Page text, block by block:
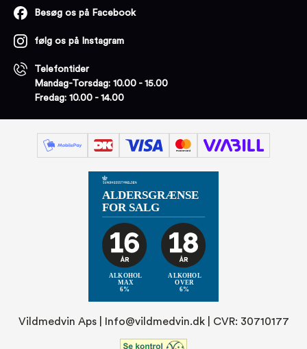
Besøg os på Facebook
følg os på Instagram
Telefontider
Mandag-Torsdag: 10.00 - 15.00
Fredag: 10.00 - 14.00
Vildmedvin Aps | Info@vildmedvin.dk| CVR: 30710177